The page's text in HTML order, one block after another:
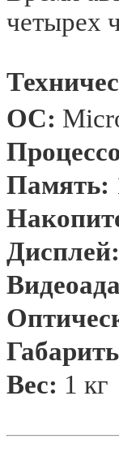
четырех
ОС:
Память:
Дисплей:
Вес: 1 кг